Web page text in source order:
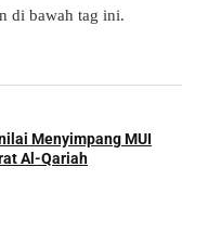
di bawah tag ini.
Menyimpang MUI
Al-Qariah